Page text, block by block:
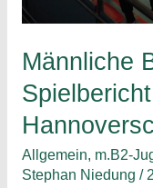
Männliche
Allgemein, m.B2-
Stephan Niedung /